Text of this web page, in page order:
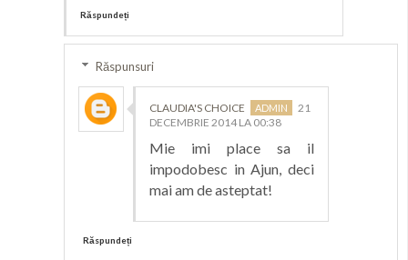
Răspundeți
Răspunsuri
CLAUDIA'S CHOICE
21
DECEMBRIE 2014 LA 00:38
Mie imi place sa il
impodobesc in Ajun, deci
mai am de asteptat!
Răspundeți